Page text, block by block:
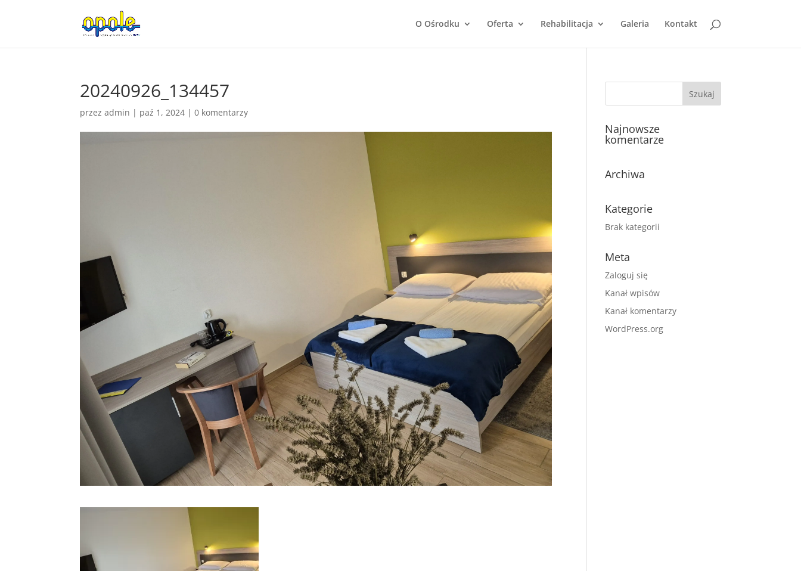
O Ośrodku Oferta Rehabilitacja Galeria Kontakt
20240926_134457
przezadmin | paź 1, 2024 |0 komentarzy
Najnowsze
komentarze
Archiwa
Kategorie
Brak kategorii
Meta
Zaloguj się
Kanał wpisów
Kanał komentarzy
WordPress.org